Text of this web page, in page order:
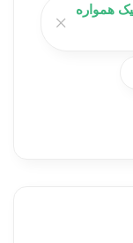
همواره